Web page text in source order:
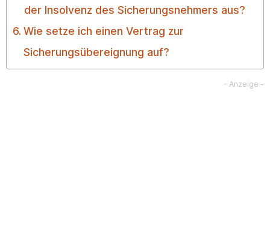
der Insolvenz des Sicherungsnehmers aus?
Wie setze ich einen Vertrag zur
Sicherungsübereignung auf?